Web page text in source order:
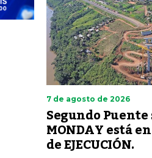
7 de agosto de 2026
Segundo
MONDAY está
de EJECUCIÓN.